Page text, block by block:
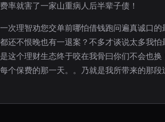
率就害了一家山重病人后半辈子债！
次理智劝您交单前哪怕借钱跑问遍真诚口
还不恨晚也有一退案？不多才谈说太多我
这个理财生态终于咬在我骨曰你们不会也
个保费的那一天。。乃就是我所带来的那